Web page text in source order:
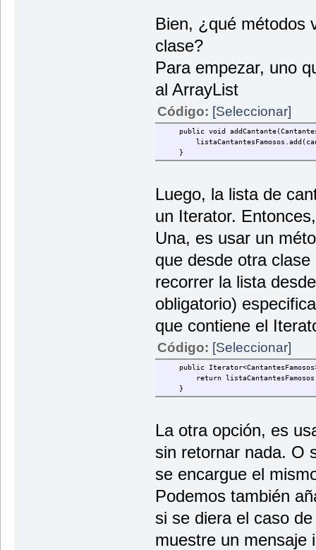
Bien, ¿qué métodos
clase?
Para empezar, uno
al ArrayList
Código: [Seleccionar]
public void
}
Luego, la lista de
un Iterator.
Una, es usar un
que desde otra
recorrer la lista
obligatorio)
que contiene el
Código: [Seleccionar]
public
return
}
La otra opción, es
sin retornar nada. O
se encargue el
Podemos también
si se diera el caso
muestre un mensaje